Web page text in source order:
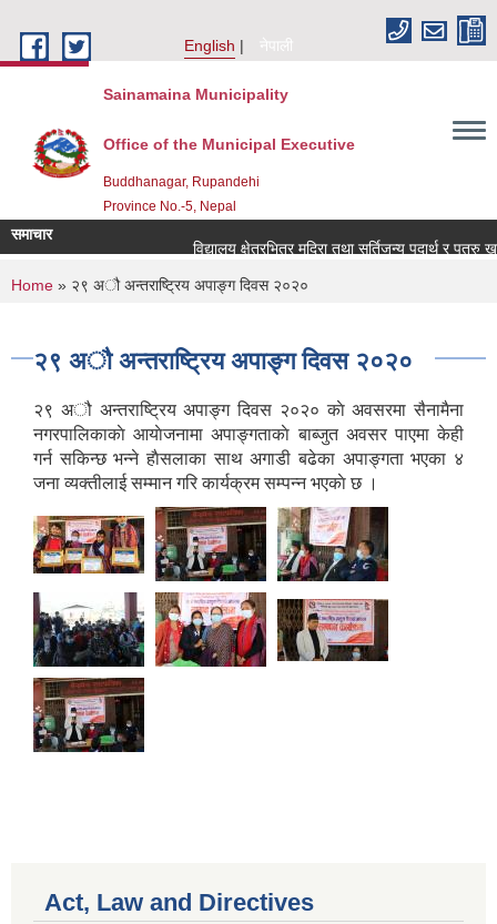
English
नेपाली
Sainamaina Municipality
Office of the Municipal Executive
Buddhanagar, Rupandehi
Province No.-5, Nepal
समाचार
विद्यालय क्षेत्रभित्र मदिरा तथा सुर्तिजन्य पदार्थ र पत्रु
You are here
Home » २९ अौ अन्तराष्ट्रिय अपाङ्ग दिवस २०२०
२९ अौ अन्तराष्ट्रिय अपाङ्ग दिवस २०२०
२९ अौ अन्तराष्ट्रिय अपाङ्ग दिवस २०२० काे अवसरमा सैनामैना
नगरपालिकाकाे आयाेजनामा अपाङ्गताकाे बाब्जुत अवसर पाएमा केही
गर्न सकिन्छ भन्ने हाैसलाका साथ अगाडी बढेका अपाङ्गता भएका ४
जना व्यक्तीलाई सम्मान गरि कार्यक्रम सम्पन्न भएकाे छ ।
Act, Law and Directives